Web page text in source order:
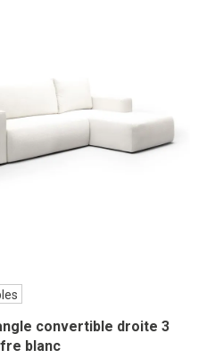
convertible droite 3
blanc